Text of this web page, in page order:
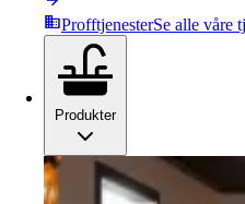
ProfftjenesterSe alle våre
Produkter